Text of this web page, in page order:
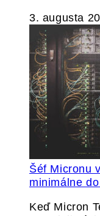
3. augusta
Šéf Micronu
minimálne
Keď Micron